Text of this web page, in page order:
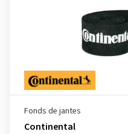
Fonds de jantes
Continental